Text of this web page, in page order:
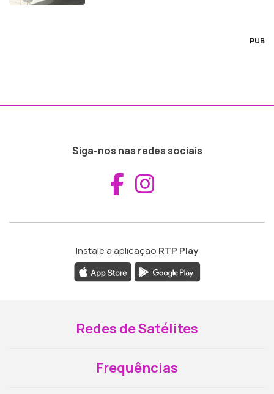
PUB
Siga-nos nas redes sociais
Aceder ao
Instale a aplicação RTP Play
Redes de Satélites
Frequências